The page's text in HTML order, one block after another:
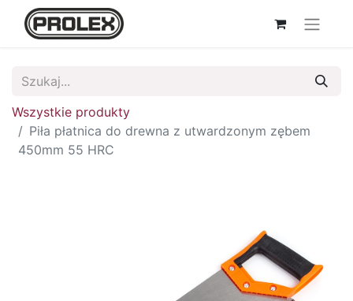
Wszystkie produkty
Piła płatnica do drewna z utwardzonym zębem
450mm 55 HRC